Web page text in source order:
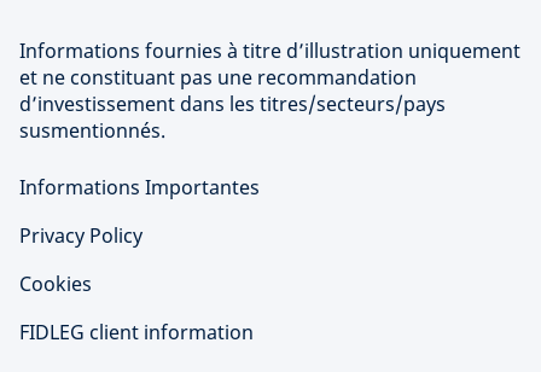
Informations fournies à titre d’illustration uniquement
et ne constituant pas une recommandation
d’investissement dans les titres/secteurs/pays
susmentionnés.
Informations Importantes
Privacy Policy
Cookies
FIDLEG client information